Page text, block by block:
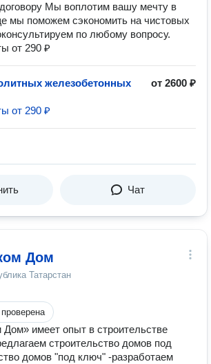
Мы воплотим вашу мечту в
мы поможем сэкономить на чистовых
по любому вопросу.
от 290 ₽
железобетонных
от 2600 ₽
от 290 ₽
Чат
Дом
Татарстан
имеет опыт в строительстве
строительство домов под
домов "под ключ" -разработаем